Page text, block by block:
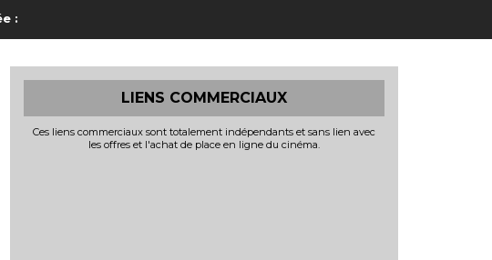
:
LIENS COMMERCIAUX
Ces liens commerciaux sont totalement indépendants et sans lien avec
les offres et l'achat de place en ligne du cinéma.